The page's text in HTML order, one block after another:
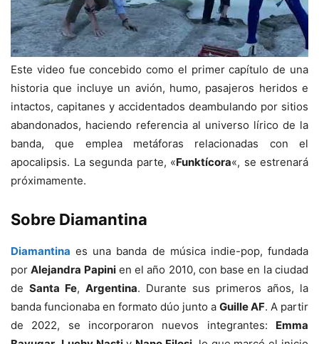
Este video fue concebido como el primer capítulo de una
historia que incluye un avión, humo, pasajeros heridos e
intactos, capitanes y accidentados deambulando por sitios
abandonados, haciendo referencia al universo lírico de la
banda, que emplea metáforas relacionadas con el
apocalipsis. La segunda parte, «Funktícora«, se estrenará
próximamente.
Sobre Diamantina
Diamantina es una banda de música indie-pop, fundada
porAlejandra Papinien el año 2010, con base en la ciudad
de Santa Fe, Argentina. Durante sus primeros años, la
banda funcionaba en formato dúo junto a Guille AF. A partir
de 2022, se incorporaron nuevos integrantes: Emma